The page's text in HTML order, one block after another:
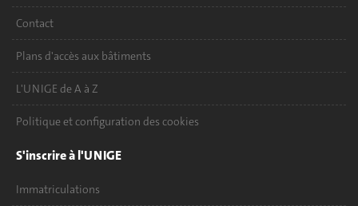
Contact
Plans d'accès aux bâtiments
L'UNIGE de A à Z
Politique et configuration des cookies
S'inscrire à l'UNIGE
Immatriculations